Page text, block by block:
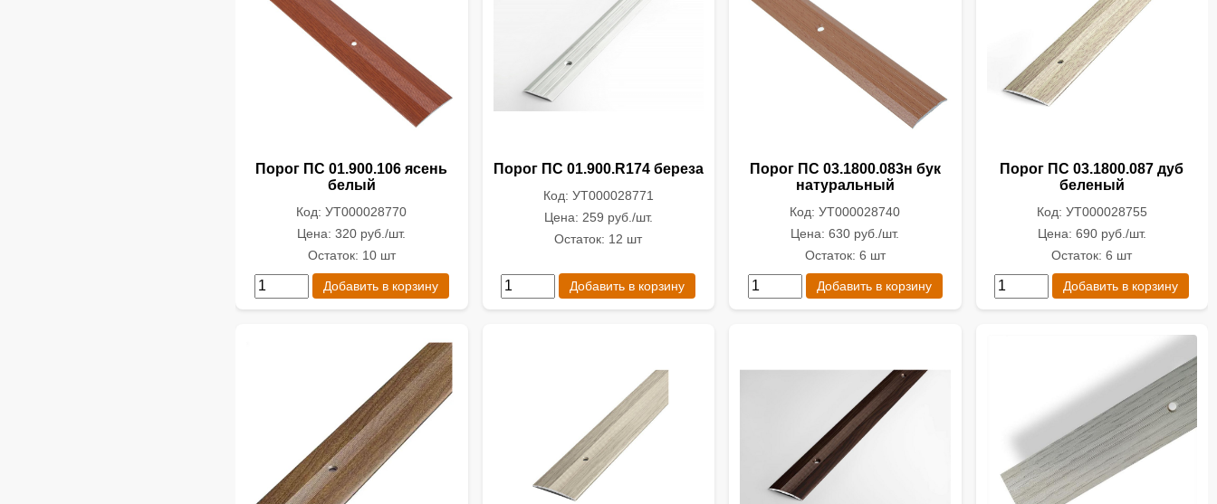
Порог ПС 01.900.106 ясень
белый
Код: УТ000028770
Цена: 320 руб./шт.
Остаток: 10 шт
Добавить в корзину
Порог ПС 01.900.R174 береза
Код: УТ000028771
Цена: 259 руб./шт.
Остаток: 12 шт
Добавить в корзину
Порог ПС 03.1800.083н бук
натуральный
Код: УТ000028740
Цена: 630 руб./шт.
Остаток: 6 шт
Добавить в корзину
Порог ПС 03.1800.087 дуб
беленый
Код: УТ000028755
Цена: 690 руб./шт.
Остаток: 6 шт
Добавить в корзину